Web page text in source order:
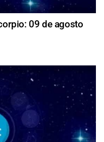
09 de agosto